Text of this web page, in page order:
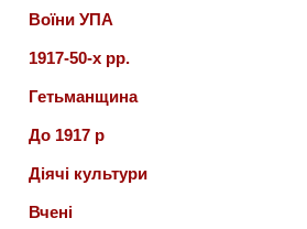
Воїни УПА
1917-50-х рр.
Гетьманщина
До 1917 р
Діячі культури
Вчені